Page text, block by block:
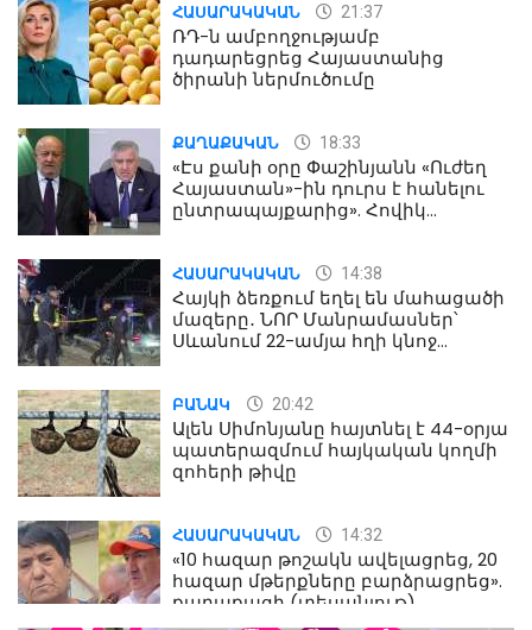
ՀԱՍԱՐԱԿԱԿԱՆ 21:37
ՌԴ-ն ամբողջությամբ
դադարեցրեց Հայաստանից
ծիրանի ներմուծումը
ՔԱՂԱՔԱԿԱՆ 18:33
«Էս քանի օրը Փաշինյանն «Ուժեղ
Հայաստան»-ին դուրս է հանելու
ընտրապայքարից». Հովիկ
ՀԱՍԱՐԱԿԱԿԱՆ 14:38
Հայկի ձեռքում եղել են մահացածի
մազերը․ ՆՈՐ Մանրամասներ՝
Սևանում 22-ամյա հղի կնոջ
ԲԱՆԱԿ 20:42
Ալեն Սիմոնյանը հայտնել է 44-օրյա
պատերազմում հայկական կողմի
զոհերի թիվը
ՀԱՍԱՐԱԿԱԿԱՆ 14:32
«10 հազար թոշակն ավելացրեց, 20
հազար մթերքները բարձրացրեց».
քաղաքացի (տեսանյութ)